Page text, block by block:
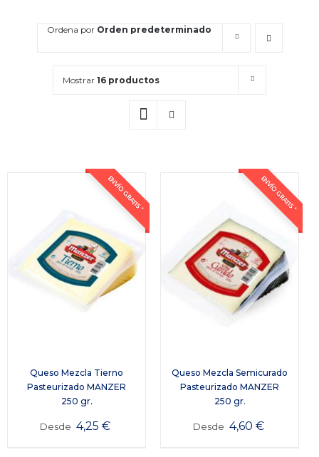
Ordena por Orden predeterminado
Mostrar 16 productos
ENVÍO GRATIS *
Queso Mezcla Tierno
Pasteurizado MANZER
250 gr.
Desde 4,25€
ENVÍO GRATIS *
Queso Mezcla Semicurado
Pasteurizado MANZER
250 gr.
Desde 4,60 €